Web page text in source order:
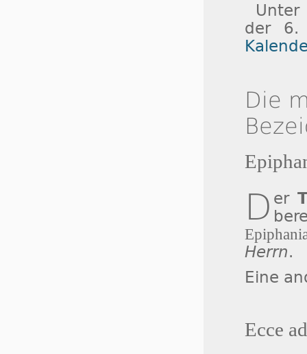
der 6.
Die
D er
Herrn.
Eine
Ecce